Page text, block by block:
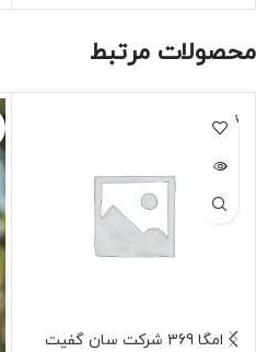
پوست و ناخن
دارای ویتامین C که به محافظت از
بدن در برابر آسیب اکسیداتیو کمک
محصولات مرتبط
فروخته
شده
امگا 369 شرکت سان گفیت